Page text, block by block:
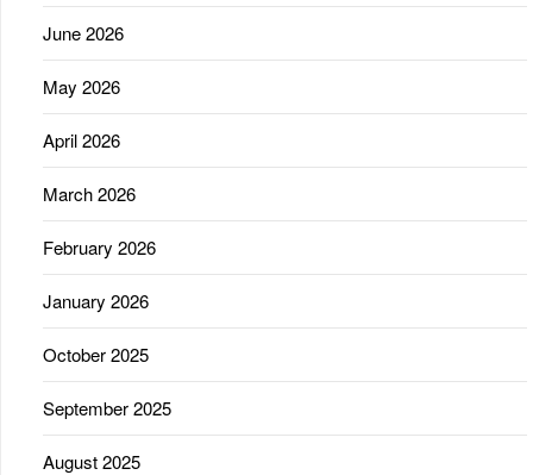
June 2026
May 2026
April 2026
March 2026
February 2026
January 2026
October 2025
September 2025
August 2025